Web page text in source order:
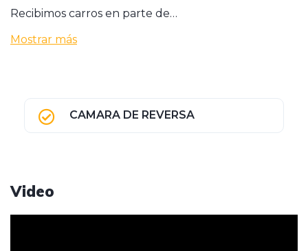
Recibimos carros en parte de…
Mostrar más
CAMARA DE REVERSA
Video